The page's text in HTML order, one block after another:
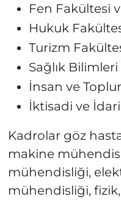
Fen Fakültesi
Hukuk
Turizm
Sağlık
İnsan ve
İktisadi ve
Kadrolar göz
makine
mühendisliği,
mühendisliği,